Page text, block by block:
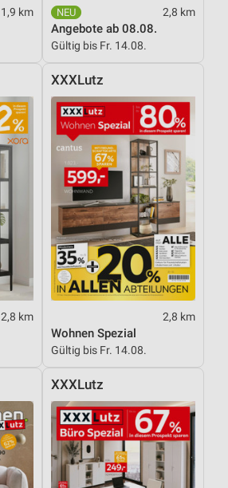
1,9 km 2,8 km
Angebote ab 08.08.
Gültig bis Fr. 14.08.
2,8 km
XXXLutz
2,8 km
Wohnen Spezial
Gültig bis Fr. 14.08.
XXXLutz